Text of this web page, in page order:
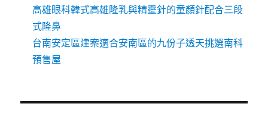
高雄眼科韓式高雄隆乳與精靈針的童顏針配合三段
式隆鼻
台南安定區建案適合安南區的九份子透天挑選南科
預售屋